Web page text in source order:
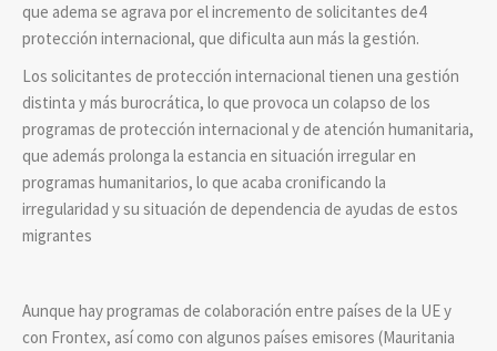
que adema se agrava por el incremento de solicitantes de4
protección internacional, que dificulta aun más la gestión.
Los solicitantes de protección internacional tienen una gestión
distinta y más burocrática, lo que provoca un colapso de los
programas de protección internacional y de atención humanitaria,
que además prolonga la estancia en situación irregular en
programas humanitarios, lo que acaba cronificando la
irregularidad y su situación de dependencia de ayudas de estos
migrantes
Aunque hay programas de colaboración entre países de la UE y
con Frontex, así como con algunos países emisores (Mauritania